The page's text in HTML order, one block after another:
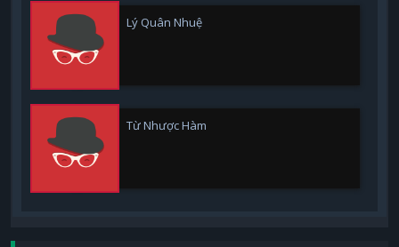
Lý Quân Nhuệ
Từ Nhược Hàm